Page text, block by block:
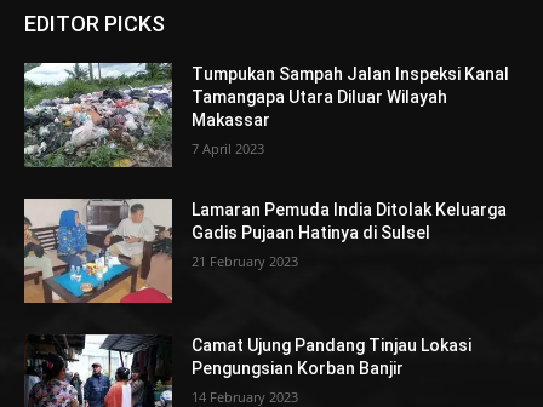
EDITOR PICKS
Tumpukan Sampah Jalan Inspeksi Kanal
Tamangapa Utara Diluar Wilayah
Makassar
7 April 2023
Lamaran Pemuda India Ditolak Keluarga
Gadis Pujaan Hatinya di Sulsel
21 February 2023
Camat Ujung Pandang Tinjau Lokasi
Pengungsian Korban Banjir
14 February 2023